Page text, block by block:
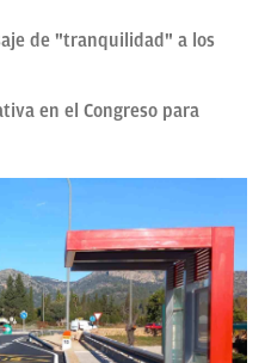
de "tranquilidad" a los
en el Congreso para